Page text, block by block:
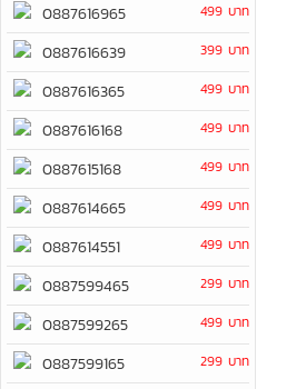
0887616965 499 บาท
0887616639 399 บาท
0887616365 499 บาท
0887616168 499 บาท
0887615168 499 บาท
0887614665 499 บาท
0887614551 499 บาท
0887599465 299 บาท
0887599265 499 บาท
0887599165 299 บาท